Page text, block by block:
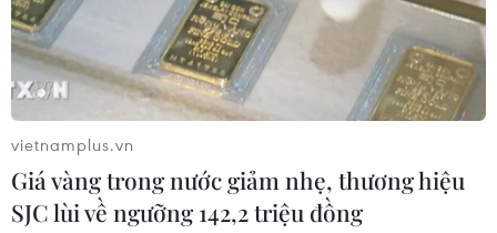
đêm” tri ân liệt sỹ
20/04/2026 05:54
Tỉnh Khánh Hòa đang tích cực thực hiện Chiến dịch
“500 ngày đêm” nhằm số hóa dữ liệu, xây dựng ngân
hàng ADN thân nhân liệt sỹ còn thiếu thông tin.
vietnamplus.vn
Giá vàng trong nước giảm nhẹ, thương hiệu
SJC lùi về ngưỡng 142,2 triệu đồng